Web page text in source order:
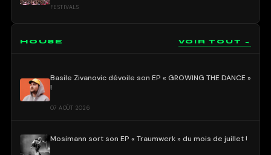
FESTIVALS
HOUSE VOIR TOUT →
Basile Zivanovic dévoile son EP « GROWING THE DANCE »
!
07 AOÛT 2026
Mosimann sort son EP « Traumwerk » du mois de juillet !